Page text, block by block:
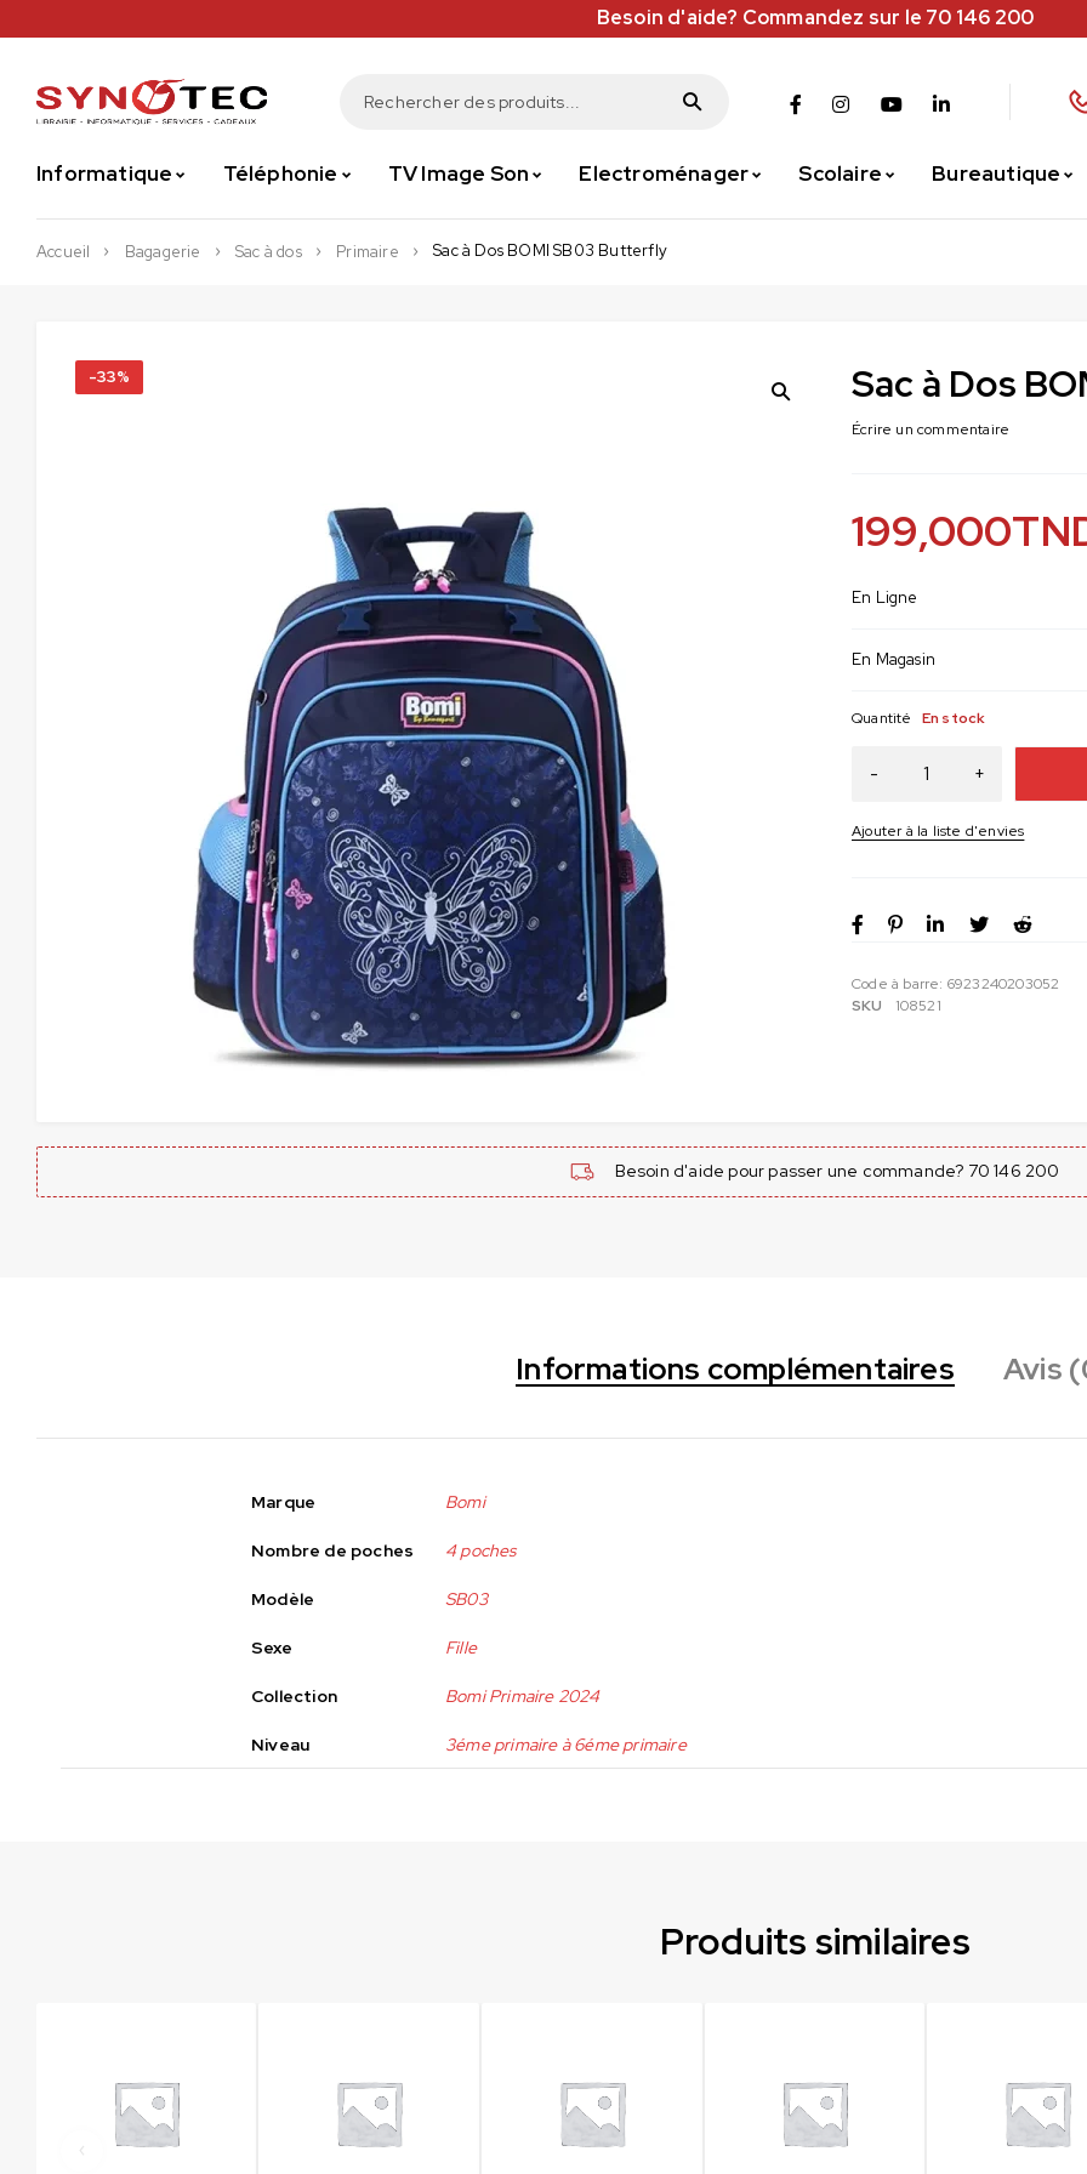
Besoin d'aide? Commandez sur le 70 146 200
Informatique Téléphonie TV Image Son Electroménager Scolaire Bureautique
Accueil Bagagerie Sac à dos Primaire Sac à Dos BOMI SB03 Butterfly
-33% Sac à Dos
Écrire un commentaire
199,000
En Ligne
En Magasin
Quantité En stock
Code à barre: 6923240203052
SKU
108521
Besoin d'aide pour passer une commande? 70 146 200
Informations complémentaires Avis
Marque Bomi
Nombre de poches 4 poches
Modèle SB03
Sexe Fille
Collection Bomi Primaire 2024
Niveau 3éme primaire à 6éme primaire
Produits similaires